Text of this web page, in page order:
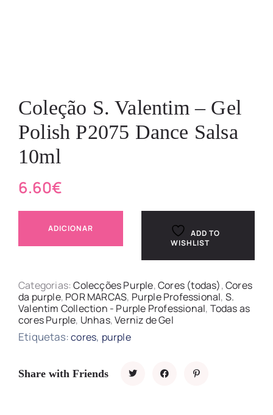
Coleção S. Valentim – Gel
Polish P2075 Dance Salsa
10ml
6.60€
ADICIONAR
ADD TO
WISHLIST
Categorias:Colecções Purple,Cores (todas),Cores
da purple, POR MARCAS, Purple Professional, S.
Valentim Collection - Purple Professional, Todas as
cores Purple, Unhas,Verniz de Gel
Etiquetas:cores, purple
Share with Friends